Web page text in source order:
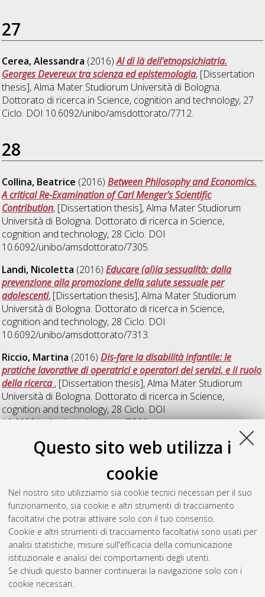
Questo sito web utilizza i
cookie
Nel nostro sito utilizziamo sia cookie tecnici necessari per il suo
funzionamento, sia cookie e altri strumenti di tracciamento
facoltativi che potrai attivare solo con il tuo consenso.
Cookie e altri strumenti di tracciamento facoltativi sono usati per
analisi statistiche, misure sull'efficacia della comunicazione
istituzionale e analisi dei comportamenti degli utenti.
Se chiudi questo banner continuerai la navigazione solo con i
cookie necessari.
27
Cerea, Alessandra (2016)Al di là dell'etnopsichiatria.
Georges Devereux tra scienza ed epistemologia, [Dissertation
thesis], Alma Mater Studiorum Università di Bologna.
Dottorato di ricerca in Science, cognition and technology, 27
Ciclo. DOI 10.6092/unibo/amsdottorato/7712.
28
Collina, Beatrice (2016)Between Philosophy and Economics.
A critical Re-Examination of Carl Menger's Scientific
Contribution, [Dissertation thesis], Alma Mater Studiorum
Università di Bologna. Dottorato di ricerca in Science,
cognition and technology, 28 Ciclo. DOI
10.6092/unibo/amsdottorato/7305.
Landi, Nicoletta (2016)Educare (al)la sessualità: dalla
prevenzione alla promozione della salute sessuale per
adolescenti, [Dissertation thesis], Alma Mater Studiorum
Università di Bologna. Dottorato di ricerca in Science,
cognition and technology, 28 Ciclo. DOI
10.6092/unibo/amsdottorato/7313.
Riccio, Martina (2016)Dis-fare la disabilità infantile: le
pratiche lavorative di operatrici e operatori dei servizi, e il ruolo
della ricerca, [Dissertation thesis], Alma Mater Studiorum
Università di Bologna. Dottorato di ricerca in Science,
cognition and technology, 28 Ciclo. DOI
10.6092/unibo/amsdottorato/7306.
Romero Muñoz, Jose Francisco(2016) Networks, Alliances
and Social Capital in Innovation Processes: The Cases of
Biotechnology from Puebla and Bologna
Alma Mater Studiorum Università di Bologna. Dottorato di
ricerca inScience, cognition and technology, 28 Ciclo. DOI
10.6092/unibo/amsdottorato/7740.
Questa lista e' stata generata ilSat Aug 8 20:52:07 2026
Atom